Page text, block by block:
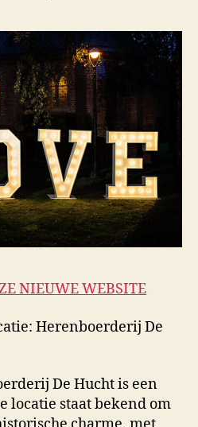
NIEUWE WEBSITE
Herenboerderij De
De Hucht is een
locatie staat bekend om